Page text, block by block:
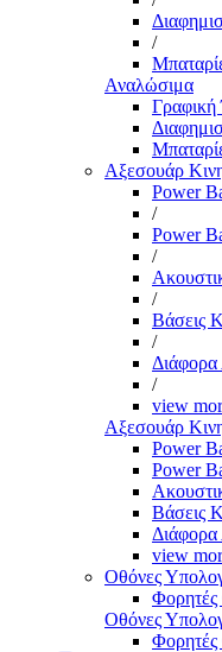
/
Αναλώσιμα
Αξεσουάρ
Power
/
Power
/
/
Βάσεις
/
/
view
Αξεσουάρ
Power
Power
Βάσεις
view
Οθόνες
Οθόνες